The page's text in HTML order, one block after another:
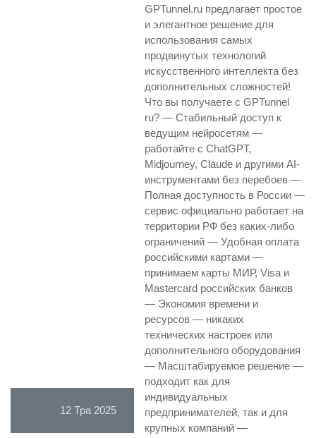
12 Тра 2025
GPTunnel.ru предлагает простое
и элегантное решение для
использования самых
продвинутых технологий
искусственного интеллекта без
дополнительных сложностей!
Что вы получаете с GPTunnel
ru? — Стабильный доступ к
ведущим нейросетям —
работайте с ChatGPT,
Midjourney, Claude и другими AI-
инструментами без перебоев —
Полная доступность в России —
сервис официально работает на
территории РФ без каких-либо
ограничений — Удобная оплата
российскими картами —
принимаем карты МИР, Visa и
Mastercard российских банков
— Экономия времени и
ресурсов — никаких
технических настроек или
дополнительного оборудования
— Масштабируемое решение —
подходит как для
индивидуальных
предпринимателей, так и для
крупных компаний —